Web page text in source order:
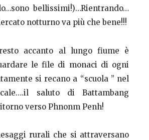
bellissimi!)…Rientrando…
notturno va più che bene!!!
accanto al lungo fiume è
le file di monaci di ogni
si recano a “scuola ” nel
saluto di Battambang
verso Phnonm Penh!
rurali che si attraversano